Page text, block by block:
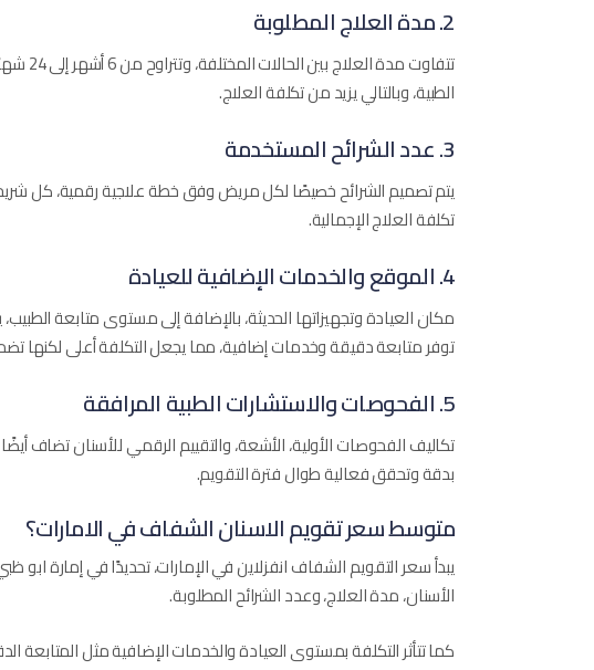
2. مدة العلاج المطلوبة
الطبية، وبالتالي يزيد من تكلفة العلاج.
3. عدد الشرائح المستخدمة
يتم تصميم الشرائح خصيصًا لكل مريض وفق خطة علاجية رقمية، كل شريحة
تكلفة العلاج الإجمالية.
4. الموقع والخدمات الإضافية للعيادة
مكان العيادة وتجهيزاتها الحديثة، بالإضافة إلى مستوى متابعة
توفر متابعة دقيقة وخدمات إضافية، مما يجعل التكلفة أعلى لكنها
5. الفحوصات والاستشارات الطبية المرافقة
تكاليف الفحوصات الأولية، الأشعة، والتقييم الرقمي للأسنان تضاف
بدقة وتحقق فعالية طوال فترة التقويم.
متوسط سعر تقويم الاسنان الشفاف في الامارات؟
الأسنان، مدة العلاج، وعدد الشرائح المطلوبة.
كما تتأثر التكلفة بمستوى العيادة والخدمات الإضافية مثل المتابعة